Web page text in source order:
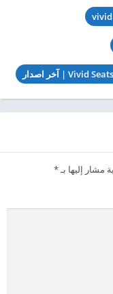
مشار إليها بـ*